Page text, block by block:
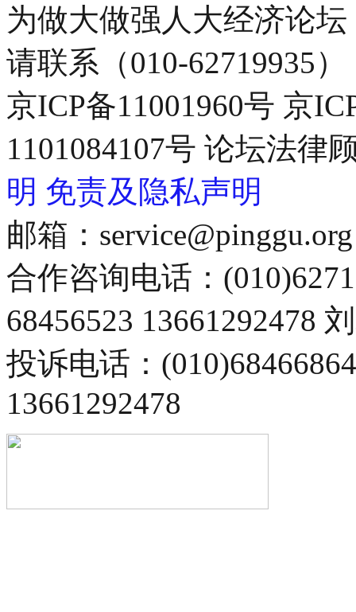
为做大做强人大经济论
请联系（010-62719935）
京ICP备11001960号 京
1101084107号 论坛法律
明 免责及隐私声明
邮箱：service@pinggu.org
合作咨询电话：
68456523 13661292478
投诉电话：
13661292478